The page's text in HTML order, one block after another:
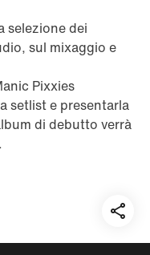
selezione dei
sul mixaggio e
Pixxies
setlist e presentarla
di debutto verrà
auf: